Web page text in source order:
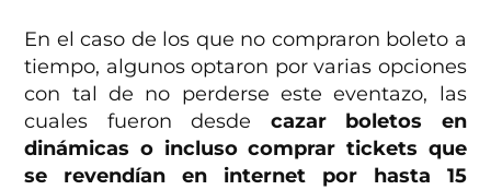
En el caso de los que no compraron boleto a
tiempo, algunos optaron por varias opciones
con tal de no perderse este eventazo, las
cuales fueron desde cazar boletos en
dinámicas o incluso comprar tickets que
se revendían en internet por hasta 15